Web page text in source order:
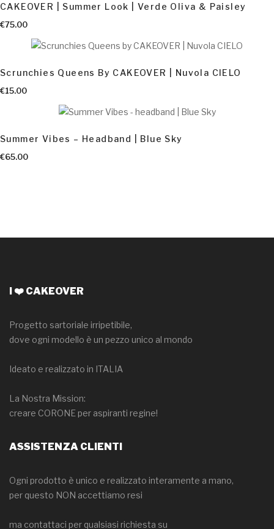
CAKEOVER | Summer Look | Verde Oliva & Paisley
€75.00
Scrunchies Queens By CAKEOVER | Nuvola CIELO
€15.00
Summer Vibes – Headband | Blue Sky
€65.00
AGGIUNGI AL CARRELLO
I ❤️ CAKEOVER
Progetto sartoriale irripetibile,
dove ogni modello è un pezzo unico al mondo
Ideato e realizzato in ITALIA
La Nostra Mission:
creare CORONE per aspiranti regine!
ASSISTENZA CLIENTI
Ogni prodotto è unico e realizzato interamente a mano,
per questo NON accettiamo resi
ma contattaci per qualsiasi richiesta su